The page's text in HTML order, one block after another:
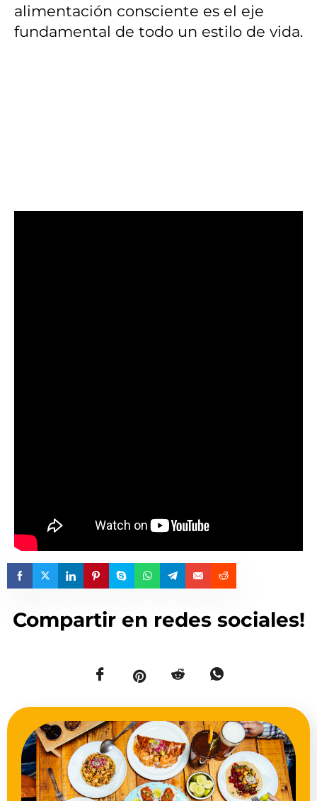
alimentación consciente es el eje
fundamental de todo un estilo de vida.
Compartir en redes sociales!